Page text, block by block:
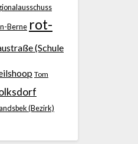
Berne rot-
(Schule
Tom
(Bezirk)